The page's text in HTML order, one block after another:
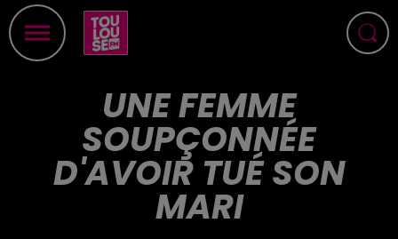
UNE FEMME
SOUPÇONNÉE
D'AVOIR TUÉ SON
MARI